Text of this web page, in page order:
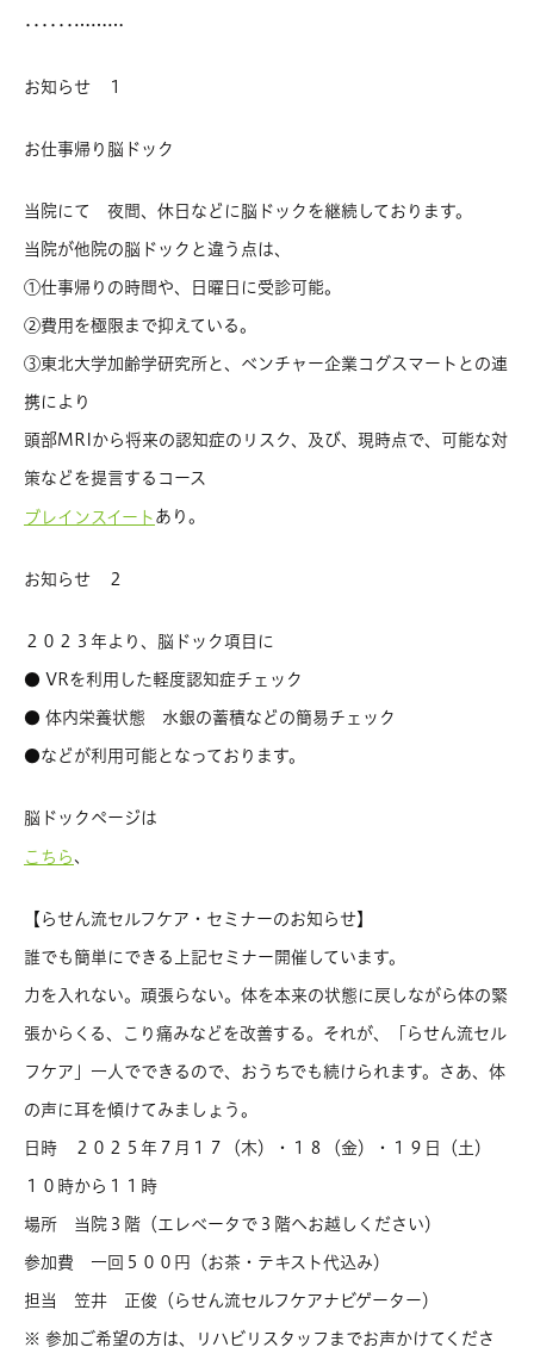
‥‥‥………
お知らせ １
お仕事帰り脳ドック
当院にて 夜間、休日などに脳ドックを継続しております。
当院が他院の脳ドックと違う点は、
①仕事帰りの時間や、日曜日に受診可能。
②費用を極限まで抑えている。
③東北大学加齢学研究所と、ベンチャー企業コグスマートとの連
携により
頭部MRIから将来の認知症のリスク、及び、現時点で、可能な対
策などを提言するコース
ブレインスイート あり。
お知らせ ２
２０２３年より、脳ドック項目に
● VRを利用した軽度認知症チェック
● 体内栄養状態 水銀の蓄積などの簡易チェック
●などが利用可能となっております。
脳ドックページは
こちら、
【らせん流セルフケア・セミナーのお知らせ】
誰でも簡単にできる上記セミナー開催しています。
力を入れない。頑張らない。体を本来の状態に戻しながら体の緊
張からくる、こり痛みなどを改善する。それが、「らせん流セル
フケア」一人でできるので、おうちでも続けられます。さあ、体
の声に耳を傾けてみましょう。
日時 ２０２５年７月１７（木）・１８（金）・１９日（土）
１０時から１１時
場所 当院３階（エレベータで３階へお越しください）
参加費 一回５００円（お茶・テキスト代込み）
担当 笠井 正俊（らせん流セルフケアナビゲーター）
※ 参加ご希望の方は、リハビリスタッフまでお声かけてくださ